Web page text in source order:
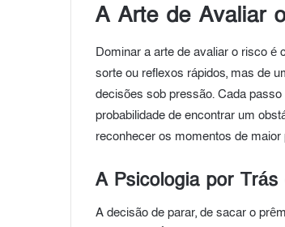
A Arte de Avaliar
Dominar a arte de avaliar o risco é
sorte ou reflexos rápidos, mas de
decisões sob pressão. Cada
probabilidade de encontrar um
reconhecer os momentos de
A Psicologia por
A decisão de parar, de sacar o